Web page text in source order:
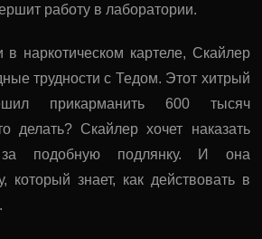
работу в лаборатории.
в наркотическом картеле, Скайлер
трудности с Тедом. Этот хитрый
прикарманить 600 тысяч
делать? Скайлер хочет наказать
подобную подлянку. И она
который знает, как действовать в